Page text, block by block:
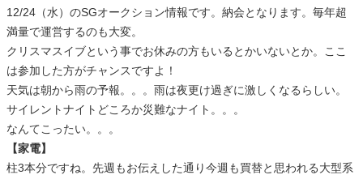
12/24（水）のSGオークション情報です。納会となります。毎年超
満量で運営するのも大変。
クリスマスイブという事でお休みの方もいるとかいないとか。ここ
は参加した方がチャンスですよ！
天気は朝から雨の予報。。。雨は夜更け過ぎに激しくなるらしい。
サイレントナイトどころか災難なナイト。。。
なんてこったい。。。
【家電】
柱3本分ですね。先週もお伝えした通り今週も買替と思われる大型系